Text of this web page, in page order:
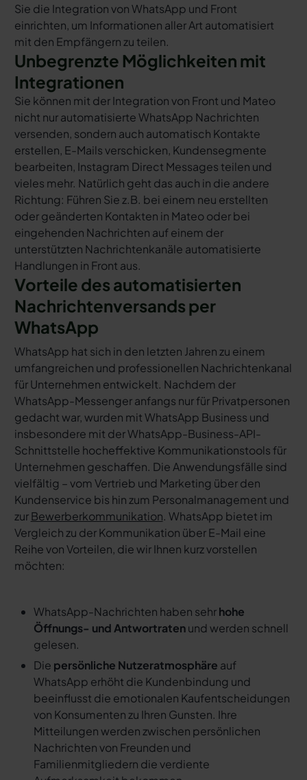
Sie die Integration von WhatsApp und Front
einrichten, um Informationen aller Art automatisiert
mit den Empfängern zu teilen.
Unbegrenzte Möglichkeiten mit
Integrationen
Sie können mit der Integration von Front und Mateo
nicht nur automatisierte WhatsApp Nachrichten
versenden, sondern auch automatisch Kontakte
erstellen, E-Mails verschicken, Kundensegmente
bearbeiten, Instagram Direct Messages teilen und
vieles mehr. Natürlich geht das auch in die andere
Richtung: Führen Sie z.B. bei einem neu erstellten
oder geänderten Kontakten in Mateo oder bei
eingehenden Nachrichten auf einem der
unterstützten Nachrichtenkanäle automatisierte
Handlungen in Front aus.
Vorteile des automatisierten
Nachrichtenversands per
WhatsApp
WhatsApp hat sich in den letzten Jahren zu einem
umfangreichen und professionellen Nachrichtenkanal
für Unternehmen entwickelt. Nachdem der
WhatsApp-Messenger anfangs nur für Privatpersonen
gedacht war, wurden mit WhatsApp Business und
insbesondere mit der WhatsApp-Business-API-
Schnittstelle hocheffektive Kommunikationstools für
Unternehmen geschaffen. Die Anwendungsfälle sind
vielfältig – vom Vertrieb und Marketing über den
Kundenservice bis hin zum Personalmanagement und
zurBewerberkommunikation. WhatsApp bietet im
Vergleich zu der Kommunikation über E-Mail eine
Reihe von Vorteilen, die wir Ihnen kurz vorstellen
möchten:
WhatsApp-Nachrichten haben sehrhohe
Öffnungs- und Antwortratenund werden schnell
gelesen.
Die persönliche Nutzeratmosphäre auf
WhatsApp erhöht die Kundenbindung und
beeinflusst die emotionalen Kaufentscheidungen
von Konsumenten zu Ihren Gunsten. Ihre
Mitteilungen werden zwischen persönlichen
Nachrichten von Freunden und
Familienmitgliedern die verdiente